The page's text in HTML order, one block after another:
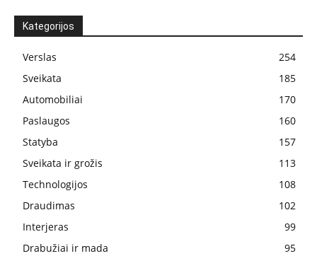
Kategorijos
Verslas
254
Sveikata
185
Automobiliai
170
Paslaugos
160
Statyba
157
Sveikata ir grožis
113
Technologijos
108
Draudimas
102
Interjeras
99
Drabužiai ir mada
95